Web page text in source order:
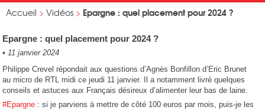
Accueil > Vidéos > Epargne : quel placement pour 2024 ?
Epargne : quel placement pour 2024 ?
• 11 janvier 2024
Philippe Crevel répondait aux questions d’Agnès Bonfillon d’Eric Brunet
au micro de RTL midi ce jeudi 11 janvier. Il a notamment livré quelques
conseils et astuces aux Français désireux d’alimenter leur bas de laine.
#Epargne : si je parviens à mettre de côté 100 euros par mois, puis-je les